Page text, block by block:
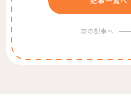
次の記事へ